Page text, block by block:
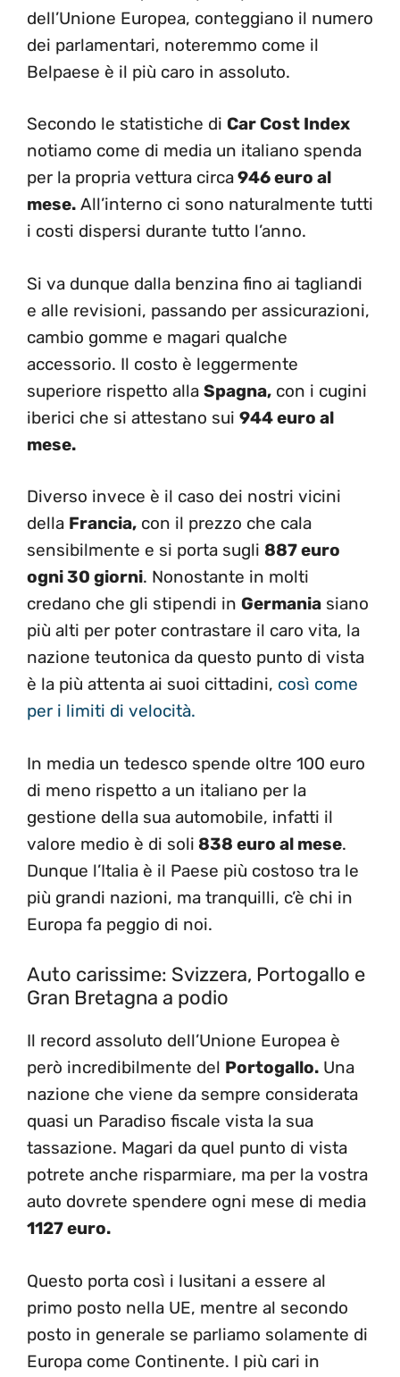
dell’Unione Europea, conteggiano il numero
dei parlamentari, noteremmo come il
Belpaese è il più caro in assoluto.
Secondo le statistiche di Car Cost Index
notiamo come di media un italiano spenda
per la propria vettura circa946 euro al
mese. All’interno ci sono naturalmente tutti
i costi dispersi durante tutto l’anno.
Si va dunque dalla benzina fino ai tagliandi
e alle revisioni, passando per assicurazioni,
cambio gomme e magari qualche
accessorio. Il costo è leggermente
superiore rispetto alla Spagna, con i cugini
iberici che si attestano sui 944 euro al
mese.
Diverso invece è il caso dei nostri vicini
della Francia, con il prezzo che cala
sensibilmente e si porta sugli 887 euro
ogni 30 giorni. Nonostante in molti
credano che gli stipendi in Germania siano
più alti per poter contrastare il caro vita, la
nazione teutonica da questo punto di vista
è la più attenta ai suoi cittadini, così come
per i limiti di velocità.
In media un tedesco spende oltre 100 euro
di meno rispetto a un italiano per la
gestione della sua automobile, infatti il
valore medio è di soli 838 euro al mese.
Dunque l’Italia è il Paese più costoso tra le
più grandi nazioni, ma tranquilli, c’è chi in
Europa fa peggio di noi.
Auto carissime: Svizzera, Portogallo e
Gran Bretagna a podio
Il record assoluto dell’Unione Europea è
però incredibilmente del Portogallo. Una
nazione che viene da sempre considerata
quasi un Paradiso fiscale vista la sua
tassazione. Magari da quel punto di vista
potrete anche risparmiare, ma per la vostra
auto dovrete spendere ogni mese di media
1127 euro.
Questo porta così i lusitani a essere al
primo posto nella UE, mentre al secondo
posto in generale se parliamo solamente di
Europa come Continente. I più cari in